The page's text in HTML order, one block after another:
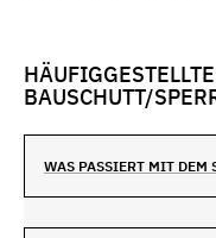
BAUSCHUTT/
WAS PASSIERT MIT DEM